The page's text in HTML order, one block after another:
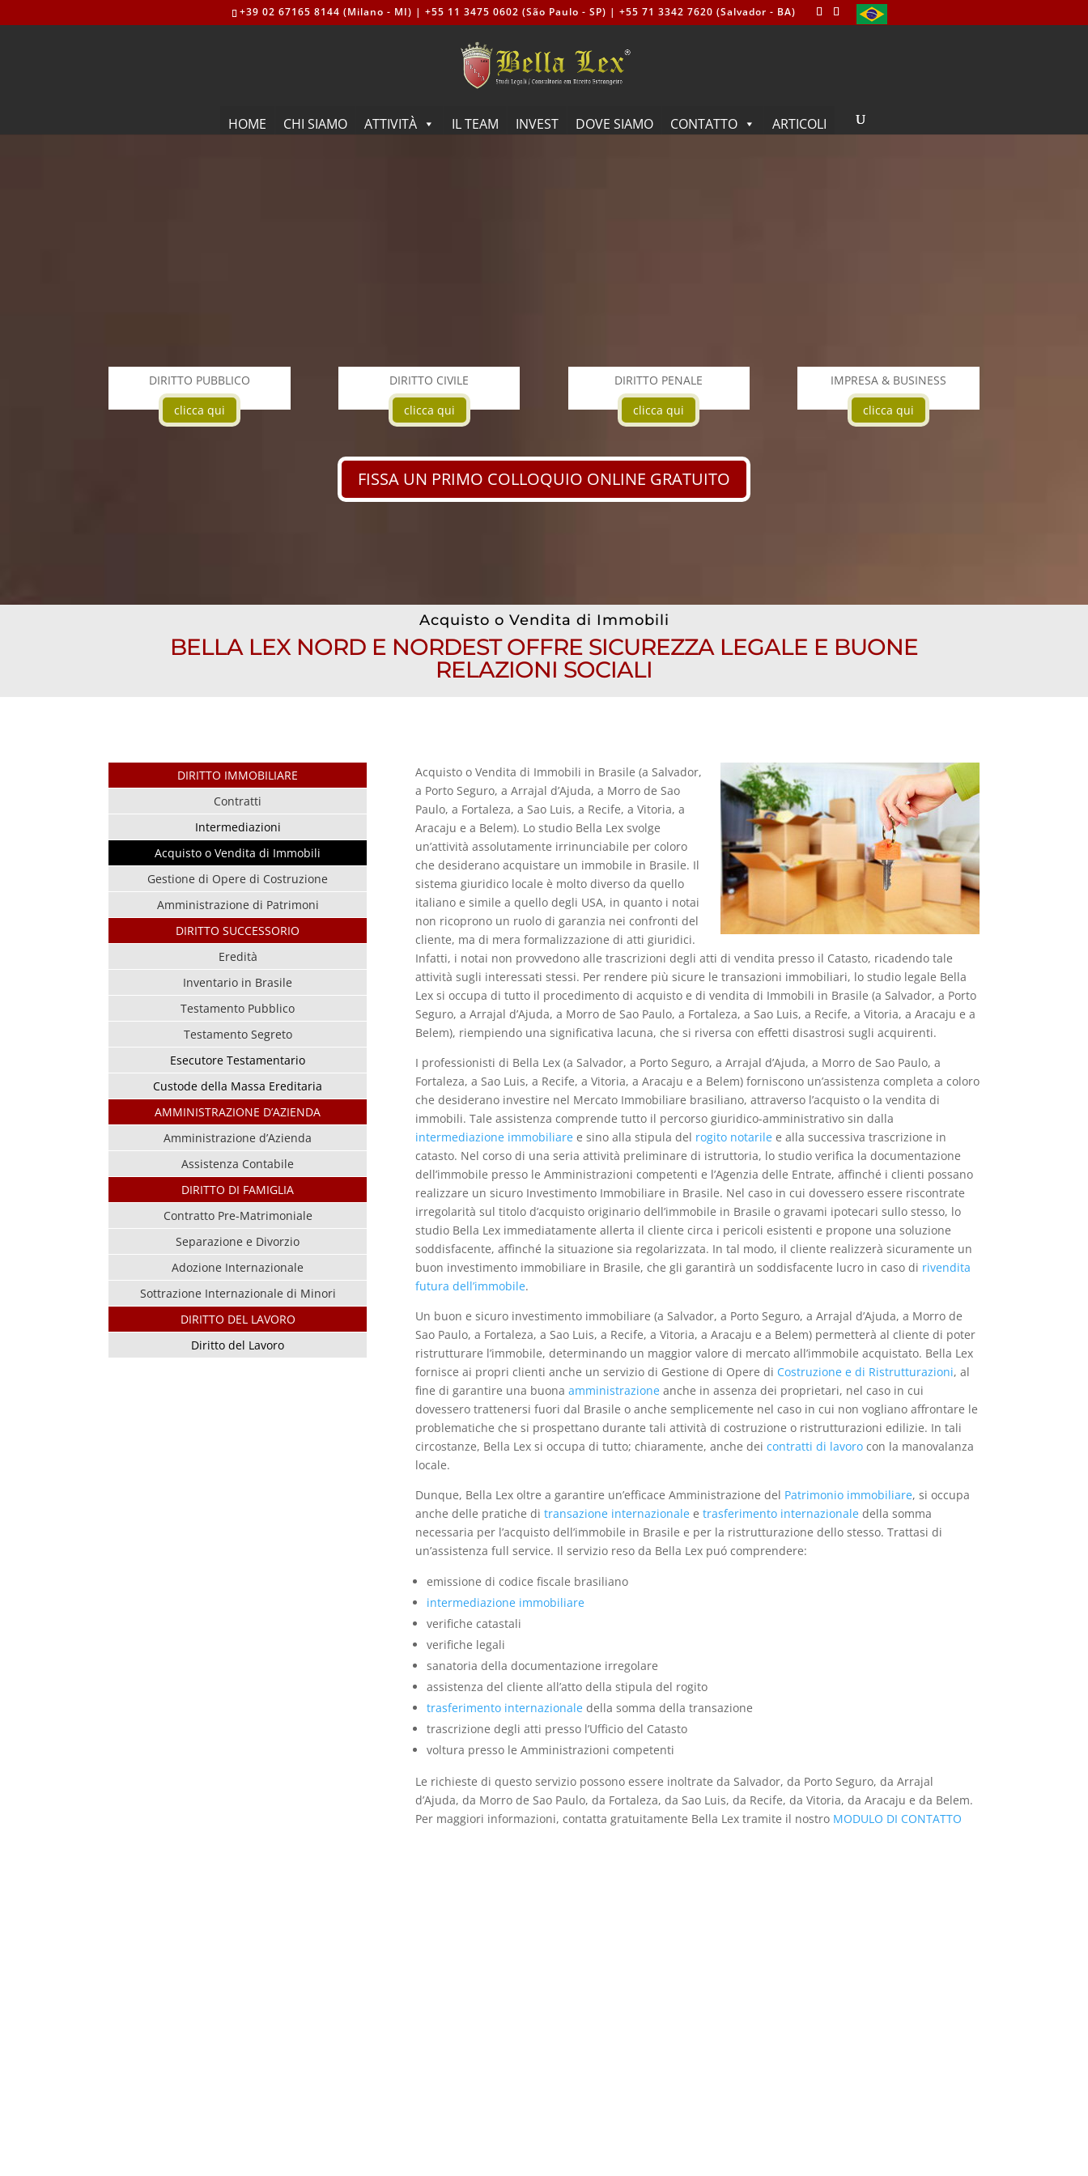
+39 02 67165 8144 (Milano - MI) | +55 11 3475 0602 (São Paulo - SP) | +55 71 3342 7620 (Salvador - BA)
HOME CHI SIAMO ATTIVITÀ IL TEAM INVEST DOVE SIAMO CONTATTO ARTICOLI
DIRITTO PUBBLICO
clicca qui
DIRITTO CIVILE
clicca qui
DIRITTO PENALE
clicca qui
IMPRESA & BUSINESS
clicca qui
FISSA UN PRIMO COLLOQUIO ONLINE GRATUITO
Acquisto o Vendita di Immobili
BELLA LEX NORD E NORDEST OFFRE SICUREZZA LEGALE E BUONE
RELAZIONI SOCIALI
DIRITTO IMMOBILIARE
Contratti
Intermediazioni
Acquisto o Vendita di Immobili
Gestione di Opere di Costruzione
Amministrazione di Patrimoni
DIRITTO SUCCESSORIO
Eredità
Inventario in Brasile
Testamento Pubblico
Testamento Segreto
Esecutore Testamentario
Custode della Massa Ereditaria
AMMINISTRAZIONE D’AZIENDA
Amministrazione d’Azienda
Assistenza Contabile
DIRITTO DI FAMIGLIA
Contratto Pre-Matrimoniale
Separazione e Divorzio
Adozione Internazionale
Sottrazione Internazionale di Minori
DIRITTO DEL LAVORO
Diritto del Lavoro
Acquisto o Vendita di Immobili in Brasile (a Salvador,
a Porto Seguro, a Arrajal d’Ajuda, a Morro de Sao
Paulo, a Fortaleza, a Sao Luis, a Recife, a Vitoria, a
Aracaju e a Belem). Lo studio Bella Lex svolge
un’attività assolutamente irrinunciabile per coloro
che desiderano acquistare un immobile in Brasile. Il
sistema giuridico locale è molto diverso da quello
italiano e simile a quello degli USA, in quanto i notai
non ricoprono un ruolo di garanzia nei confronti del
cliente, ma di mera formalizzazione di atti giuridici.
Infatti, i notai non provvedono alle trascrizioni degli atti di vendita presso il Catasto, ricadendo tale
attività sugli interessati stessi. Per rendere più sicure le transazioni immobiliari, lo studio legale Bella
Lex si occupa di tutto il procedimento di acquisto e di vendita di Immobili in Brasile (a Salvador, a Porto
Seguro, a Arrajal d’Ajuda, a Morro de Sao Paulo, a Fortaleza, a Sao Luis, a Recife, a Vitoria, a Aracaju e a
Belem), riempiendo una significativa lacuna, che si riversa con effetti disastrosi sugli acquirenti.
I professionisti di Bella Lex (a Salvador, a Porto Seguro, a Arrajal d’Ajuda, a Morro de Sao Paulo, a
Fortaleza, a Sao Luis, a Recife, a Vitoria, a Aracaju e a Belem) forniscono un’assistenza completa a coloro
che desiderano investire nel Mercato Immobiliare brasiliano, attraverso l’acquisto o la vendita di
immobili. Tale assistenza comprende tutto il percorso giuridico-amministrativo sin dalla
intermediazione immobiliaree sino alla stipula del rogito notarilee alla successiva trascrizione in
catasto. Nel corso di una seria attività preliminare di istruttoria, lo studio verifica la documentazione
dell’immobile presso le Amministrazioni competenti e l’Agenzia delle Entrate, affinché i clienti possano
realizzare un sicuro Investimento Immobiliare in Brasile. Nel caso in cui dovessero essere riscontrate
irregolarità sul titolo d’acquisto originario dell’immobile in Brasile o gravami ipotecari sullo stesso, lo
studio Bella Lex immediatamente allerta il cliente circa i pericoli esistenti e propone una soluzione
soddisfacente, affinché la situazione sia regolarizzata. In tal modo, il cliente realizzerà sicuramente un
buon investimento immobiliare in Brasile, che gli garantirà un soddisfacente lucro in caso di rivendita
futura dell’immobile.
Un buon e sicuro investimento immobiliare (a Salvador, a Porto Seguro, a Arrajal d’Ajuda, a Morro de
Sao Paulo, a Fortaleza, a Sao Luis, a Recife, a Vitoria, a Aracaju e a Belem) permetterà al cliente di poter
ristrutturare l’immobile, determinando un maggior valore di mercato all’immobile acquistato. Bella Lex
fornisce ai propri clienti anche un servizio di Gestione di Opere di Costruzione e di Ristrutturazioni, al
fine di garantire una buona amministrazioneanche in assenza dei proprietari, nel caso in cui
dovessero trattenersi fuori dal Brasile o anche semplicemente nel caso in cui non vogliano affrontare le
problematiche che si prospettano durante tali attività di costruzione o ristrutturazioni edilizie. In tali
circostanze, Bella Lex si occupa di tutto; chiaramente, anche dei contratti di lavorocon la manovalanza
locale.
Dunque, Bella Lex oltre a garantire un’efficace Amministrazione del Patrimonio immobiliare, si occupa
anche delle pratiche di transazione internazionale e trasferimento internazionaledella somma
necessaria per l’acquisto dell’immobile in Brasile e per la ristrutturazione dello stesso. Trattasi di
un’assistenza full service. Il servizio reso da Bella Lex puó comprendere:
emissione di codice fiscale brasiliano
intermediazione immobiliare
verifiche catastali
verifiche legali
sanatoria della documentazione irregolare
assistenza del cliente all’atto della stipula del rogito
trasferimento internazionaledella somma della transazione
trascrizione degli atti presso l’Ufficio del Catasto
voltura presso le Amministrazioni competenti
Le richieste di questo servizio possono essere inoltrate da Salvador, da Porto Seguro, da Arrajal
d’Ajuda, da Morro de Sao Paulo, da Fortaleza, da Sao Luis, da Recife, da Vitoria, da Aracaju e da Belem.
Per maggiori informazioni, contatta gratuitamente Bella Lex tramite il nostro MODULO DI CONTATTO